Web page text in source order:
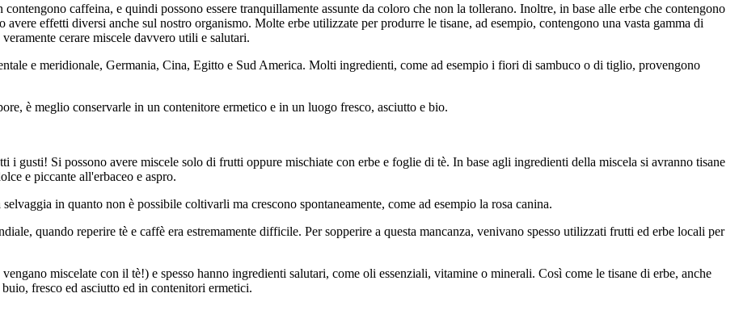
caffeina, e quindi possono essere tranquillamente assunte da coloro che non la tollerano. Inoltre, in base alle erbe che contengono
avere effetti diversi anche sul nostro organismo. Molte erbe utilizzate per produrre le tisane, ad esempio, contengono una vasta gamma di
cerare miscele davvero utili e salutari.
e meridionale, Germania, Cina, Egitto e Sud America. Molti ingredienti, come ad esempio i fiori di sambuco o di tiglio, provengono
è meglio conservarle in un contenitore ermetico e in un luogo fresco, asciutto e bio.
i gusti! Si possono avere miscele solo di frutti oppure mischiate con erbe e foglie di tè. In base agli ingredienti della miscela si avranno tisane
e piccante all'erbaceo e aspro.
in quanto non è possibile coltivarli ma crescono spontaneamente, come ad esempio la rosa canina.
quando reperire tè e caffè era estremamente difficile. Per sopperire a questa mancanza, venivano spesso utilizzati frutti ed erbe locali per
miscelate con il tè!) e spesso hanno ingredienti salutari, come oli essenziali, vitamine o minerali. Così come le tisane di erbe, anche
fresco ed asciutto ed in contenitori ermetici.